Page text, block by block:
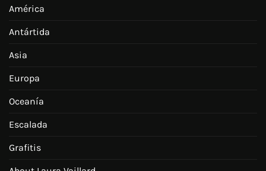
América
Antártida
Asia
Europa
Oceanía
Escalada
Grafitis